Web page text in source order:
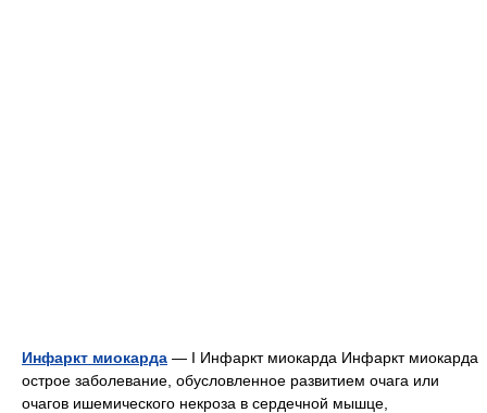
Инфаркт миокарда — I Инфаркт миокарда Инфаркт миокарда
острое заболевание, обусловленное развитием очага или
очагов ишемического некроза в сердечной мышце,